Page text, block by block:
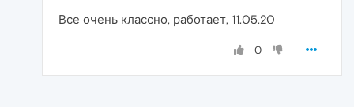
Все очень классно, работает, 11.05.20
0